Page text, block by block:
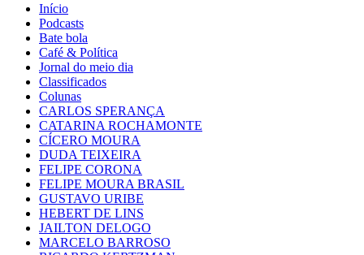
Início
Podcasts
Bate bola
Café & Política
Jornal do meio dia
Classificados
Colunas
CARLOS SPERANÇA
CATARINA ROCHAMONTE
CÍCERO MOURA
DUDA TEIXEIRA
FELIPE CORONA
FELIPE MOURA BRASIL
GUSTAVO URIBE
HEBERT DE LINS
JAILTON DELOGO
MARCELO BARROSO